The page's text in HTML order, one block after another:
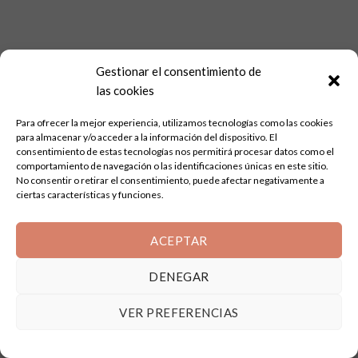
Gestionar el consentimiento de
las cookies
Para ofrecer la mejor experiencia, utilizamos tecnologías como las cookies
para almacenar y/o acceder a la información del dispositivo. El
consentimiento de estas tecnologías nos permitirá procesar datos como el
comportamiento de navegación o las identificaciones únicas en este sitio.
No consentir o retirar el consentimiento, puede afectar negativamente a
ciertas características y funciones.
ACEPTAR
DENEGAR
VER PREFERENCIAS